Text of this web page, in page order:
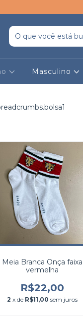
Masculino
Meia Branca Onça faixa
vermelha
R$22,00
2 x de R$11,00 sem juros